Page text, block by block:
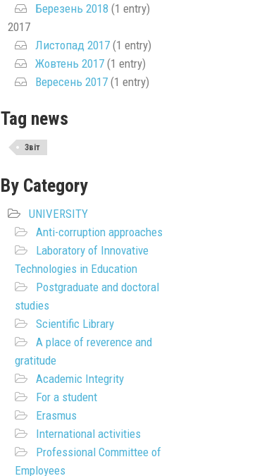
Березень 2018 (1 entry)
2017
Листопад 2017(1 entry)
Жовтень 2017(1 entry)
Вересень 2017(1 entry)
Tag news
Звіт
By Category
UNIVERSITY
Anti-corruption approaches
Laboratory of Innovative
Technologies in Education
Postgraduate and doctoral
studies
Scientific Library
A place of reverence and
gratitude
Academic Integrity
For a student
Erasmus
International activities
Professional Committee of
Employees